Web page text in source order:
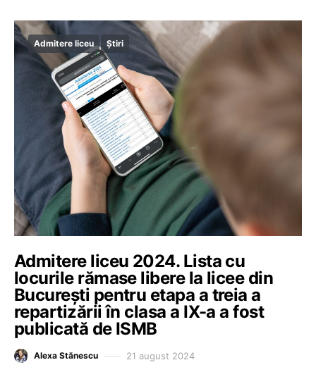
Admitere liceu Știri
Admitere liceu 2024. Lista cu
locurile rămase libere la licee din
București pentru etapa a treia a
repartizării în clasa a IX-a a fost
publicată de ISMB
Alexa Stănescu 21 august 2024